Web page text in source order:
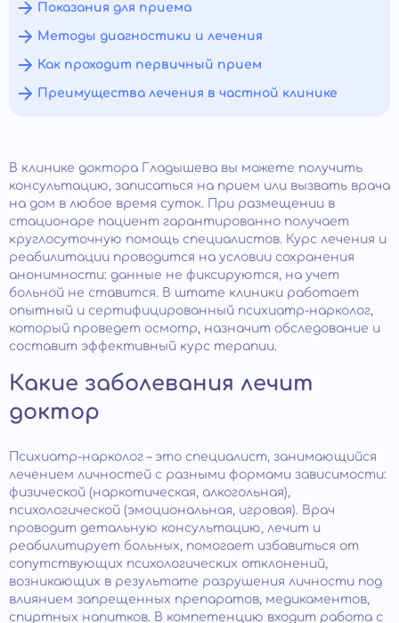
Показания для приема
Методы диагностики и лечения
Как проходит первичный прием
Преимущества лечения в частной клинике
В клинике доктора Гладышева вы можете получить
консультацию, записаться на прием или вызвать врача
на дом в любое время суток. При размещении в
стационаре пациент гарантированно получает
круглосуточную помощь специалистов. Курс лечения и
реабилитации проводится на условии сохранения
анонимности: данные не фиксируются, на учет
больной не ставится. В штате клиники работает
опытный и сертифицированный психиатр-нарколог,
который проведет осмотр, назначит обследование и
составит эффективный курс терапии.
Какие заболевания лечит
доктор
Психиатр-нарколог – это специалист, занимающийся
лечением личностей с разными формами зависимости:
физической (наркотическая, алкогольная),
психологической (эмоциональная, игровая). Врач
проводит детальную консультацию, лечит и
реабилитирует больных, помогает избавиться от
сопутствующих психологических отклонений,
возникающих в результате разрушения личности под
влиянием запрещенных препаратов, медикаментов,
спиртных напитков. В компетенцию входит работа с